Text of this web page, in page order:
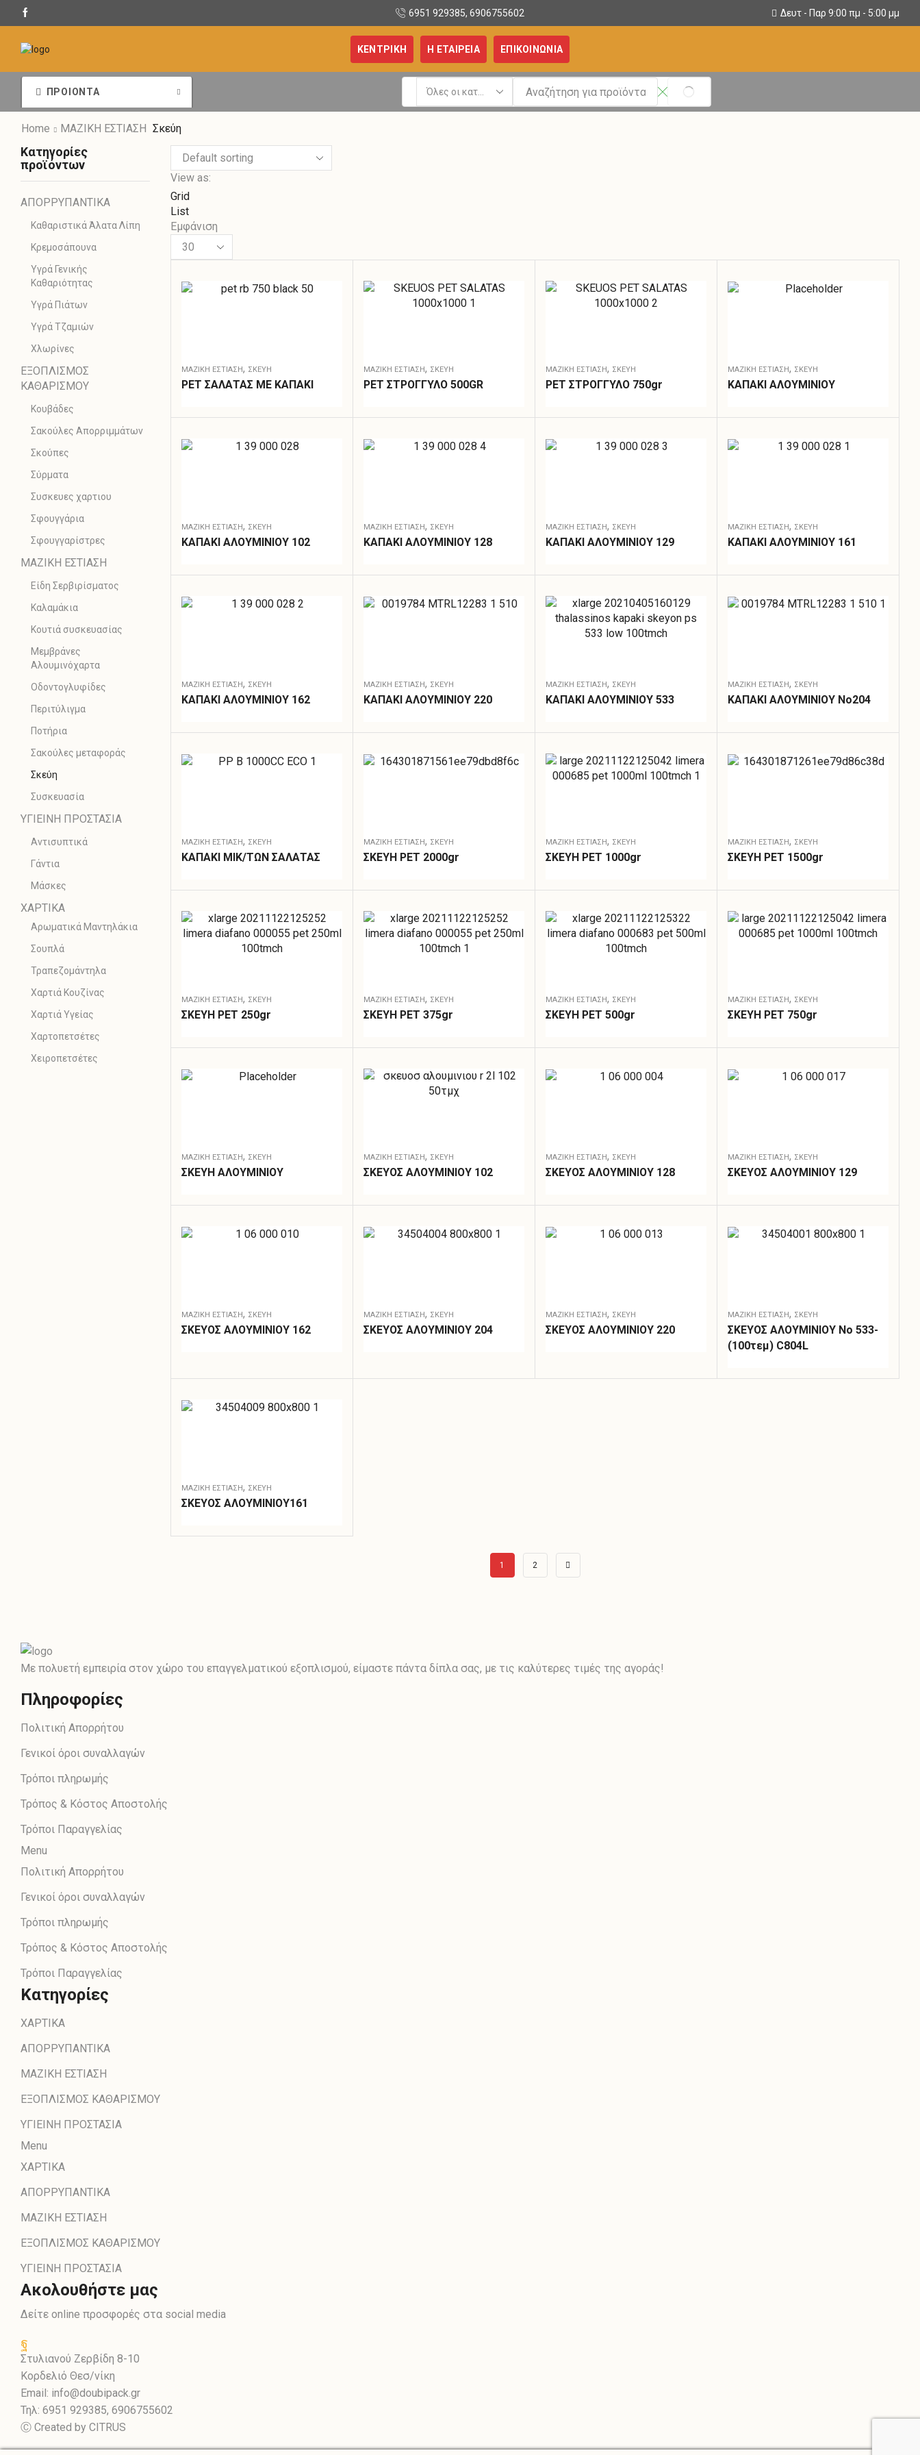
6951 929385, 6906755602 Άμεση παράδοση εντός 24 ωρώνΔευτ - Παρ 9:00 πμ - 5:00 μμ
ΚΕΝΤΡΙΚΗ Η ΕΤΑΙΡΕΙΑ ΕΠΙΚΟΙΝΩΝΙΑ
ΠΡΟΙΟΝΤΑ
Search
input
SEARCH
Home ΜΑΖΙΚΗ ΕΣΤΙΑΣΗ Σκεύη
View as:
Grid
List
Εμφάνιση
ΜΑΖΙΚΗ ΕΣΤΙΑΣΗ, ΣΚΕΎΗ
PET ΣΑΛΑΤΑΣ ΜΕ ΚΑΠΑΚΙ
ΜΑΖΙΚΗ ΕΣΤΙΑΣΗ, ΣΚΕΎΗ
PET ΣΤΡΟΓΓΥΛΟ 500GR
ΜΑΖΙΚΗ ΕΣΤΙΑΣΗ, ΣΚΕΎΗ
PET ΣΤΡΟΓΓΥΛΟ 750gr
ΜΑΖΙΚΗ ΕΣΤΙΑΣΗ, ΣΚΕΎΗ
ΚΑΠΑΚΙ ΑΛΟΥΜΙΝΙΟΥ
ΜΑΖΙΚΗ ΕΣΤΙΑΣΗ, ΣΚΕΎΗ
ΚΑΠΑΚΙ ΑΛΟΥΜΙΝΙΟΥ 102
ΜΑΖΙΚΗ ΕΣΤΙΑΣΗ, ΣΚΕΎΗ
ΚΑΠΑΚΙ ΑΛΟΥΜΙΝΙΟΥ 128
ΜΑΖΙΚΗ ΕΣΤΙΑΣΗ, ΣΚΕΎΗ
ΚΑΠΑΚΙ ΑΛΟΥΜΙΝΙΟΥ 129
ΜΑΖΙΚΗ ΕΣΤΙΑΣΗ, ΣΚΕΎΗ
ΚΑΠΑΚΙ ΑΛΟΥΜΙΝΙΟΥ 161
ΜΑΖΙΚΗ ΕΣΤΙΑΣΗ, ΣΚΕΎΗ
ΚΑΠΑΚΙ ΑΛΟΥΜΙΝΙΟΥ 162
ΜΑΖΙΚΗ ΕΣΤΙΑΣΗ, ΣΚΕΎΗ
ΚΑΠΑΚΙ ΑΛΟΥΜΙΝΙΟΥ 220
ΜΑΖΙΚΗ ΕΣΤΙΑΣΗ, ΣΚΕΎΗ
ΚΑΠΑΚΙ ΑΛΟΥΜΙΝΙΟΥ 533
ΜΑΖΙΚΗ ΕΣΤΙΑΣΗ, ΣΚΕΎΗ
ΚΑΠΑΚΙ ΑΛΟΥΜΙΝΙΟΥ Νο204
ΜΑΖΙΚΗ ΕΣΤΙΑΣΗ, ΣΚΕΎΗ
ΚΑΠΑΚΙ ΜΙΚ/ΤΩΝ ΣΑΛΑΤΑΣ
ΜΑΖΙΚΗ ΕΣΤΙΑΣΗ, ΣΚΕΎΗ
ΣΚEΥΗ PET 2000gr
ΜΑΖΙΚΗ ΕΣΤΙΑΣΗ, ΣΚΕΎΗ
ΣΚΕΥΗ PET 1000gr
ΜΑΖΙΚΗ ΕΣΤΙΑΣΗ, ΣΚΕΎΗ
ΣΚΕΥΗ PET 1500gr
ΜΑΖΙΚΗ ΕΣΤΙΑΣΗ, ΣΚΕΎΗ
ΣΚΕΥΗ PET 250gr
ΜΑΖΙΚΗ ΕΣΤΙΑΣΗ, ΣΚΕΎΗ
ΣΚΕΥΗ PET 375gr
ΜΑΖΙΚΗ ΕΣΤΙΑΣΗ, ΣΚΕΎΗ
ΣΚΕΥΗ PET 500gr
ΜΑΖΙΚΗ ΕΣΤΙΑΣΗ, ΣΚΕΎΗ
ΣΚΕΥΗ PET 750gr
ΜΑΖΙΚΗ ΕΣΤΙΑΣΗ, ΣΚΕΎΗ
ΣΚΕΥΗ ΑΛΟΥΜΙΝΙΟΥ
ΜΑΖΙΚΗ ΕΣΤΙΑΣΗ, ΣΚΕΎΗ
ΣΚΕΥΟΣ ΑΛΟΥΜΙΝΙΟΥ 102
ΜΑΖΙΚΗ ΕΣΤΙΑΣΗ, ΣΚΕΎΗ
ΣΚΕΥΟΣ ΑΛΟΥΜΙΝΙΟΥ 128
ΜΑΖΙΚΗ ΕΣΤΙΑΣΗ, ΣΚΕΎΗ
ΣΚΕΥΟΣ ΑΛΟΥΜΙΝΙΟΥ 129
ΜΑΖΙΚΗ ΕΣΤΙΑΣΗ, ΣΚΕΎΗ
ΣΚΕΥΟΣ ΑΛΟΥΜΙΝΙΟΥ 162
ΜΑΖΙΚΗ ΕΣΤΙΑΣΗ, ΣΚΕΎΗ
ΣΚΕΥΟΣ ΑΛΟΥΜΙΝΙΟΥ 204
ΜΑΖΙΚΗ ΕΣΤΙΑΣΗ, ΣΚΕΎΗ
ΣΚΕΥΟΣ ΑΛΟΥΜΙΝΙΟΥ 220
ΜΑΖΙΚΗ ΕΣΤΙΑΣΗ, ΣΚΕΎΗ
ΣΚΕΥΟΣ ΑΛΟΥΜΙΝΙΟΥ Νο 533-
(100τεμ) C804L
ΜΑΖΙΚΗ ΕΣΤΙΑΣΗ, ΣΚΕΎΗ
ΣΚΕΥΟΣ ΑΛΟΥΜΙΝΙΟΥ161
1 2
Κατηγορίες
προϊόντων
ΑΠΟΡΡΥΠΑΝΤΙΚΑ
Καθαριστικά Άλατα Λίπη
Κρεμοσάπουνα
Υγρά Γενικής
Καθαριότητας
Υγρά Πιάτων
Υγρά Τζαμιών
Χλωρίνες
ΕΞΟΠΛΙΣΜΟΣ
ΚΑΘΑΡΙΣΜΟΥ
Κουβάδες
Σακούλες Απορριμμάτων
Σκούπες
Σύρματα
Συσκευες χαρτιου
Σφουγγάρια
Σφουγγαρίστρες
ΜΑΖΙΚΗ ΕΣΤΙΑΣΗ
Είδη Σερβιρίσματος
Καλαμάκια
Κουτιά συσκευασίας
Μεμβράνες
Αλουμινόχαρτα
Οδοντογλυφίδες
Περιτύλιγμα
Ποτήρια
Σακούλες μεταφοράς
Σκεύη
Συσκευασία
ΥΓΙΕΙΝΗ ΠΡΟΣΤΑΣΙΑ
Αντισυπτικά
Γάντια
Μάσκες
ΧΑΡΤΙΚΑ
Αρωματικά Μαντηλάκια
Σουπλά
Τραπεζομάντηλα
Χαρτιά Κουζίνας
Χαρτιά Υγείας
Χαρτοπετσέτες
Χειροπετσέτες
Με πολυετή εμπειρία στον χώρο του επαγγελματικού εξοπλισμού, είμαστε πάντα δίπλα σας, με τις καλύτερες τιμές της αγοράς!
Πληροφορίες
Πολιτική Απορρήτου
Γενικοί όροι συναλλαγών
Τρόποι πληρωμής
Τρόπος & Κόστος Αποστολής
Τρόποι Παραγγελίας
Menu
Πολιτική Απορρήτου
Γενικοί όροι συναλλαγών
Τρόποι πληρωμής
Τρόπος & Κόστος Αποστολής
Τρόποι Παραγγελίας
Κατηγορίες
ΧΑΡΤΙΚΑ
ΑΠΟΡΡΥΠΑΝΤΙΚΑ
ΜΑΖΙΚΗ ΕΣΤΙΑΣΗ
ΕΞΟΠΛΙΣΜΟΣ ΚΑΘΑΡΙΣΜΟΥ
ΥΓΙΕΙΝΗ ΠΡΟΣΤΑΣΙΑ
Menu
ΧΑΡΤΙΚΑ
ΑΠΟΡΡΥΠΑΝΤΙΚΑ
ΜΑΖΙΚΗ ΕΣΤΙΑΣΗ
ΕΞΟΠΛΙΣΜΟΣ ΚΑΘΑΡΙΣΜΟΥ
ΥΓΙΕΙΝΗ ΠΡΟΣΤΑΣΙΑ
Ακολουθήστε μας
Δείτε online προσφορές στα social media
Facebook
Στυλιανού Ζερβίδη 8-10
Κορδελιό Θεσ/νίκη
Email: info@doubipack.gr
Τηλ: 6951 929385, 6906755602
Ⓒ Created by CITRUS